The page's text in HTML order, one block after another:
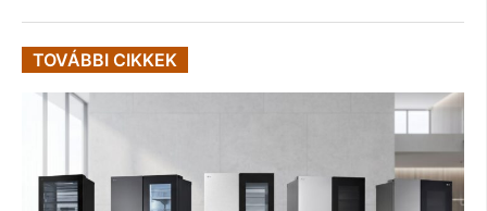
TOVÁBBI CIKKEK